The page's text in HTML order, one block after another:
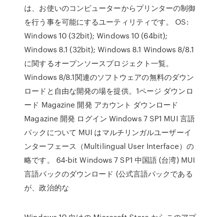
は、お使いのコンピューターからプリンターの制御
を行う事を可能にするユーティリティです。 OS:
Windows 10 (32bit); Windows 10 (64bit);
Windows 8.1 (32bit); Windows 8.1 Windows 8/8.1
に関するオープンソースプロジェクト一覧。
Windows 8/8.1関連のソフトウェアの無料のダウン
ロードと自由な開発の場を提供。1ページ ダウンロ
ード Magazine 開発 アカウント ダウンロード
Magazine 開発 ログイン Windows 7 SP1 MUI 言語
パックについて MUI はマルチリンガルユーザーイ
ンターフェース（Multilingual User Interface）の
略です。 64-bit Windows 7 SP1 中国語 (台湾) MUI
言語パックのダウンロード (公式言語パックである
が、政治的な